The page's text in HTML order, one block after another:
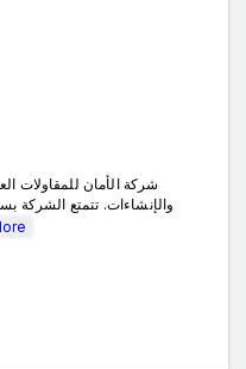
شركة الأمان للمقاولات
والإنشاءات. تتمتع الشركة